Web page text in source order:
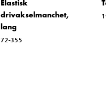
Elastisk
drivakselmanchet,
lang
72-355